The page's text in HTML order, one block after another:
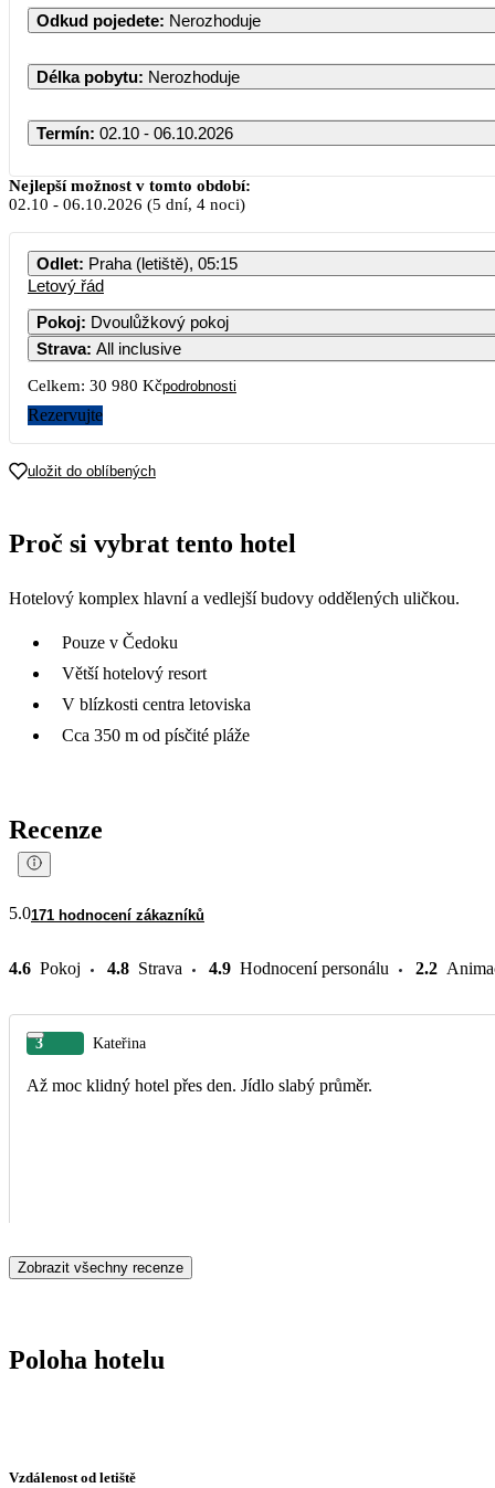
Odkud pojedete: Nerozhoduje
Délka pobytu: Nerozhoduje
Termín: 02.10 - 06.10.2026
Nejlepší možnost v tomto období:
02.10 - 06.10.2026 (5 dní, 4 noci)
Odlet: Praha (letiště), 05:15
Letový řád
Pokoj: Dvoulůžkový pokoj
Strava: All inclusive
Celkem: 30 980 Kčpodrobnosti
Rezervujte
uložit do oblíbených
Proč si vybrat tento hotel
Hotelový komplex hlavní a vedlejší budovy oddělených uličkou.
Pouze v Čedoku
Větší hotelový resort
V blízkosti centra letoviska
Cca 350 m od písčité pláže
Recenze
5.0171 hodnocení zákazníků
4.6 Pokoj 4.8 Strava 4.9 Hodnocení personálu 2.2
3 Kateřina
Až moc klidný hotel přes den. Jídlo slabý průměr.
Zobrazit všechny recenze
Poloha hotelu
Vzdálenost od letiště